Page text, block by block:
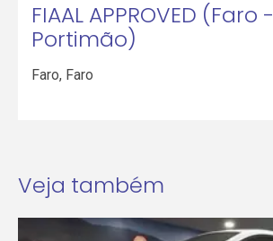
FIAAL APPROVED (Faro -
Portimão)
Faro, Faro
Veja também